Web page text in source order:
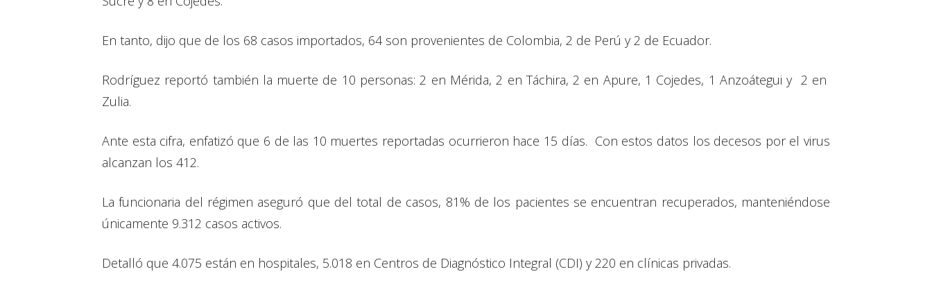
En tanto, dijo que de los 68 casos importados, 64 son provenientes de Colombia, 2 de Perú y 2 de Ecuador.
Rodríguez reportó también la muerte de 10 personas: 2 en Mérida, 2 en Táchira, 2 en Apure, 1 Cojedes, 1 Anzoátegui y 2 en
Zulia.
Ante esta cifra, enfatizó que 6 de las 10 muertes reportadas ocurrieron hace 15 días. Con estos datos los decesos por el virus
alcanzan los 412.
La funcionaria del régimen aseguró que del total de casos, 81% de los pacientes se encuentran recuperados, manteniéndose
únicamente 9.312 casos activos.
Detalló que 4.075 están en hospitales, 5.018 en Centros de Diagnóstico Integral (CDI) y 220 en clínicas privadas.